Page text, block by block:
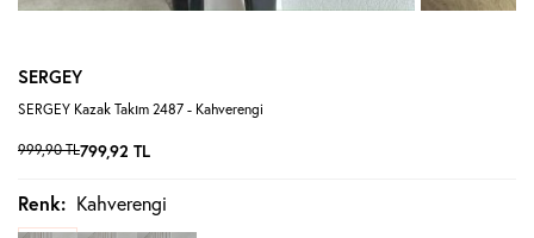
SERGEY
SERGEY Kazak Takım 2487 - Kahverengi
999,90TL799,92 TL
Renk: Kahverengi